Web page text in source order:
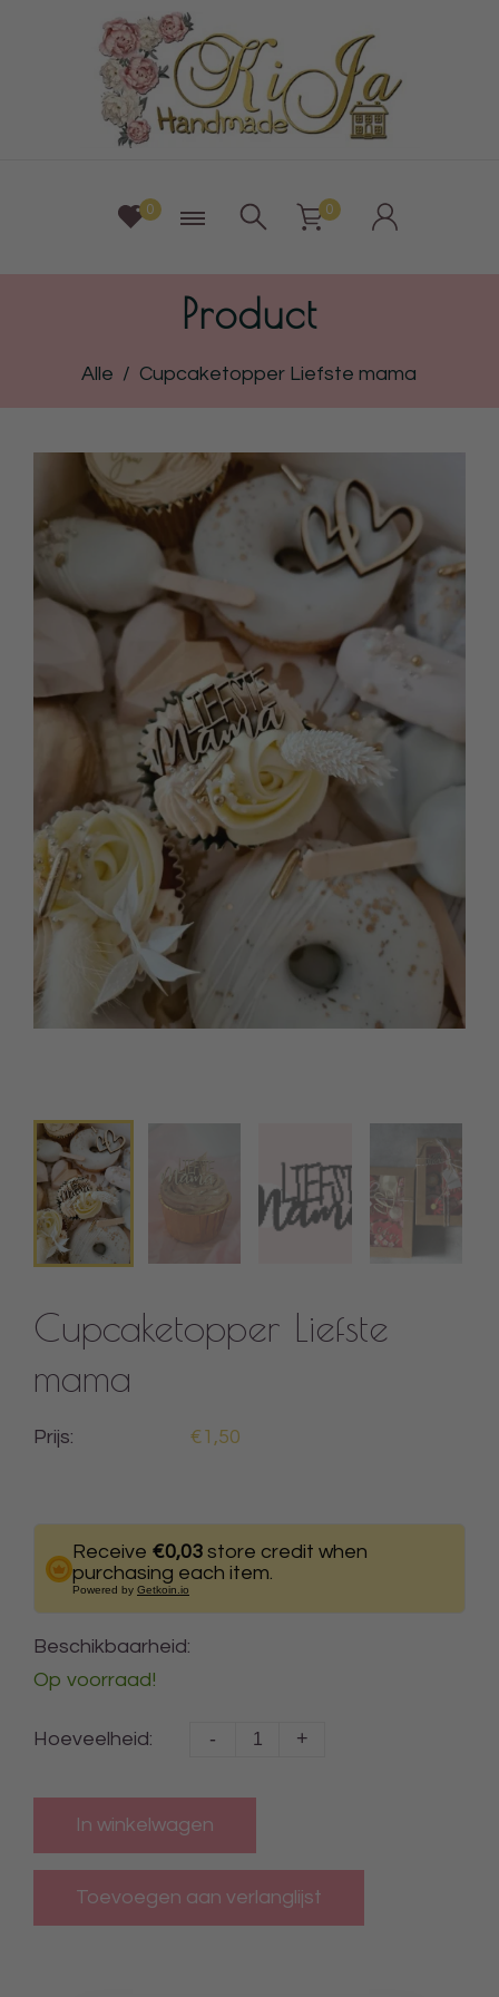
0 0
Product
Alle / Cupcaketopper Liefste mama
Cupcaketopper Liefste
mama
Prijs: €1,50
Receive €0,03 store credit when
purchasing each item.
Powered by Getkoin.io
Beschikbaarheid:
Op voorraad!
Hoeveelheid: - +
In winkelwagen